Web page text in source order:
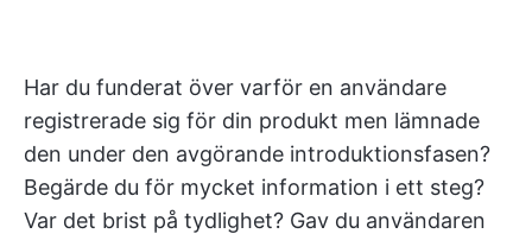
Har du funderat över varför en användare
registrerade sig för din produkt men lämnade
den under den avgörande introduktionsfasen?
Begärde du för mycket information i ett steg?
Var det brist på tydlighet? Gav du användaren